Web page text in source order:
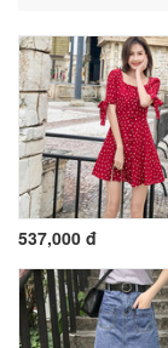
537,000 đ